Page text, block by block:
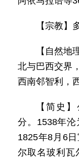
【宗教】
【自然地
北与巴西交界
西南邻智利，
【简史
分。1538年沦
1825年8月6
尔取名玻利瓦